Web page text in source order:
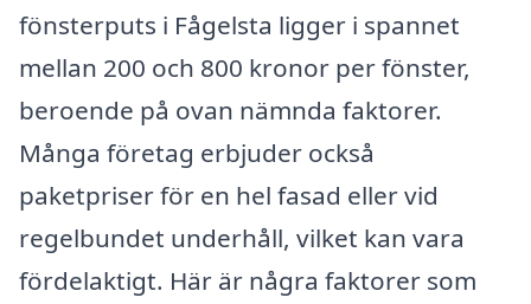
fönsterputs i Fågelsta ligger i spannet
mellan 200 och 800 kronor per fönster,
beroende på ovan nämnda faktorer.
Många företag erbjuder också
paketpriser för en hel fasad eller vid
regelbundet underhåll, vilket kan vara
fördelaktigt. Här är några faktorer som